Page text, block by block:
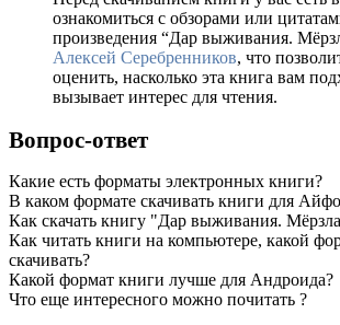
ознакомиться с обзорами или
произведения “Дар выживания.
Алексей Серебренников, что
оценить, насколько эта книга вам
вызывает интерес для чтения.
Вопрос-ответ
Какие есть форматы электронных книги?
В каком формате скачивать книги для
Как скачать книгу "Дар выживания.
Как читать книги на компьютере, какой
скачивать?
Какой формат книги лучше для Андроида?
Что еще интересного можно почитать ?